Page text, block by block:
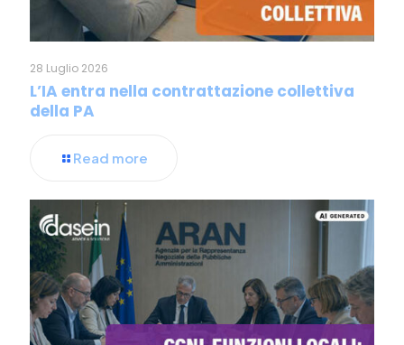
28 Luglio 2026
L’IA entra nella contrattazione collettiva
della PA
Read more